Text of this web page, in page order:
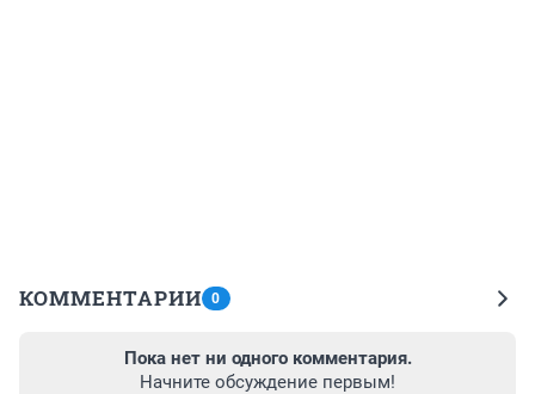
КОММЕНТАРИИ 0
Пока нет ни одного комментария.
Начните обсуждение первым!